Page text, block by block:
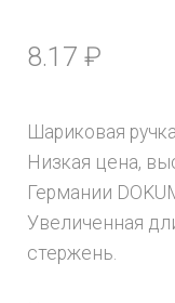
8.17 ₽
Шариковая
Низкая цена,
Германии
Увеличенная
стержень.